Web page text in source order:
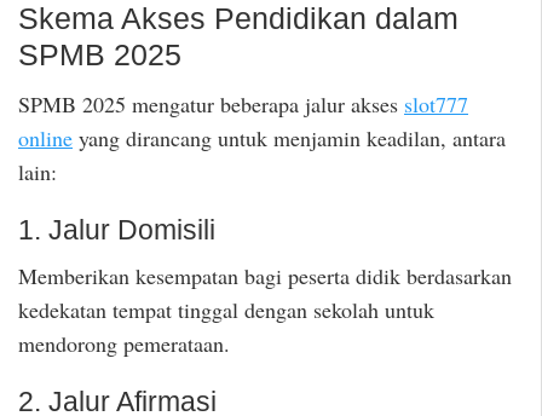
Skema Akses Pendidikan dalam
SPMB 2025
SPMB 2025 mengatur beberapa jalur akses slot777
online yang dirancang untuk menjamin keadilan, antara
lain:
1. Jalur Domisili
Memberikan kesempatan bagi peserta didik berdasarkan
kedekatan tempat tinggal dengan sekolah untuk
mendorong pemerataan.
2. Jalur Afirmasi